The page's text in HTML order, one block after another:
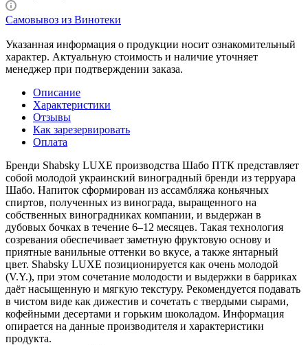
Самовывоз из Винотеки
Указанная информация о продукции носит ознакомительный
характер. Актуальную стоимость и наличие уточняет
менеджер при подтверждении заказа.
Описание
Характеристики
Отзывы
Как зарезервировать
Оплата
Бренди Shabsky LUXE производства Шабо ПТК представляет
собой молодой украинский виноградный бренди из терруара
Шабо. Напиток сформирован из ассамбляжа коньячных
спиртов, полученных из винограда, выращенного на
собственных виноградниках компании, и выдержан в
дубовых бочках в течение 6–12 месяцев. Такая технология
созревания обеспечивает заметную фруктовую основу и
приятные ванильные оттенки во вкусе, а также янтарный
цвет. Shabsky LUXE позиционируется как очень молодой
(V.Y.), при этом сочетание молодости и выдержки в барриках
даёт насыщенную и мягкую текстуру. Рекомендуется подавать
в чистом виде как дижестив и сочетать с твердыми сырами,
кофейными десертами и горьким шоколадом. Информация
опирается на данные производителя и характеристики
продукта.